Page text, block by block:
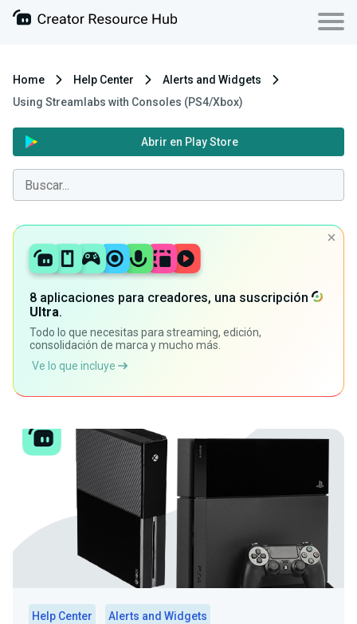
Home Help Center
Alerts and Widgets
Using Streamlabs with Consoles (PS4/Xbox)
Abrir en Play Store
8 aplicaciones para creadores, una suscripción
Ultra.
Todo lo que necesitas para streaming, edición,
consolidación de marca y mucho más.
Ve lo que incluye
Help Center
Alerts and Widgets